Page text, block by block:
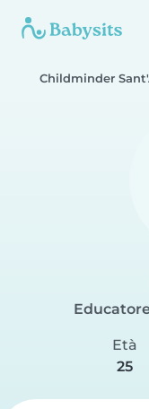
Childminder
Età
25